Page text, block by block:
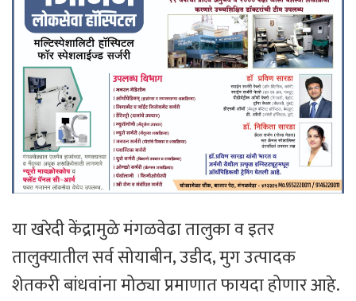
या खरेदी केंद्रामुळे मंगळवेढा तालुका व इतर
तालुक्यातील सर्व सोयाबीन, उडीद, मुग उत्पादक
शेतकरी बांधवांना मोठ्या प्रमाणात फायदा होणार आहे.